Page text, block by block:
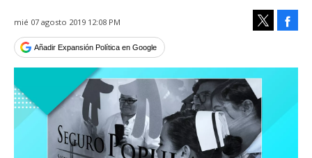
mié 07 agosto 2019 12:08 PM
Añadir Expansión Política en Google